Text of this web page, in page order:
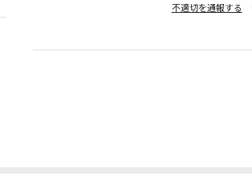
不適切を通報する